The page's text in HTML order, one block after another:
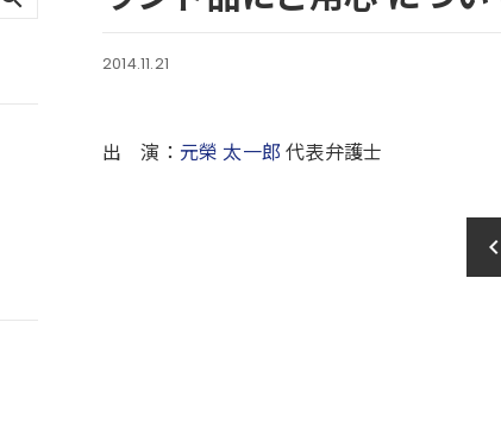
2014.11.21
出 演： 元榮 太一郎 代表弁護士
keyboard_arrow_left